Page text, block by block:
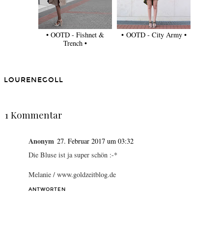
• OOTD - Fishnet &
Trench •
• OOTD - City Army •
LOURENEGOLL
1 Kommentar
Anonym 27. Februar 2017 um 03:32
Die Bluse ist ja super schön :-*
Melanie / www.goldzeitblog.de
ANTWORTEN